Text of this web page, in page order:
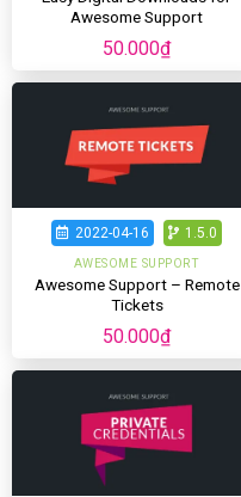
Awesome Support
50.000₫
2022-04-16 1.5.0
AWESOME SUPPORT
Awesome Support – Remote
Tickets
50.000₫